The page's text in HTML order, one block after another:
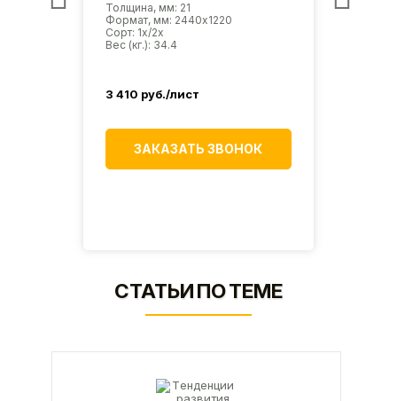
Толщина, мм: 21
Формат, мм: 2440х1220
Сорт: 1х/2х
Вес (кг.): 34.4
3 410 руб./лист
ЗАКАЗАТЬ ЗВОНОК
СТАТЬИ ПО ТЕМЕ